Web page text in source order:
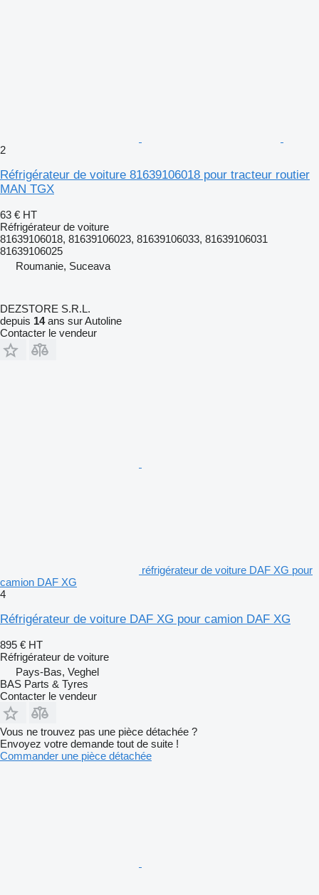
2
Réfrigérateur de voiture 81639106018 pour tracteur routier
MAN TGX
63 € HT
Réfrigérateur de voiture
81639106018, 81639106023, 81639106033, 81639106031
81639106025
Roumanie, Suceava
DEZSTORE S.R.L.
depuis 14ans sur Autoline
Contacter le vendeur
réfrigérateur de voiture DAF XG pour
camion DAF XG
4
Réfrigérateur de voiture DAF XG pour camion DAF XG
895 € HT
Réfrigérateur de voiture
Pays-Bas, Veghel
BAS Parts & Tyres
Contacter le vendeur
Vous ne trouvez pas une pièce détachée ?
Envoyez votre demande tout de suite !
Commander une pièce détachée